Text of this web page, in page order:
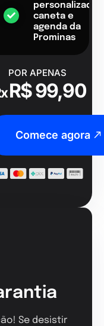
personalizado,
caneta e
agenda da
Prominas
POR APENAS
R$ 99,90
Comece agora
Se desistir